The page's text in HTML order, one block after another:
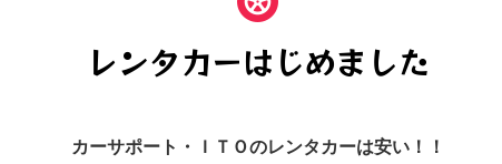
レンタカーはじめました
カーサポート・ＩＴＯのレンタカーは安い！！